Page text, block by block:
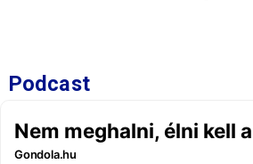
Podcast